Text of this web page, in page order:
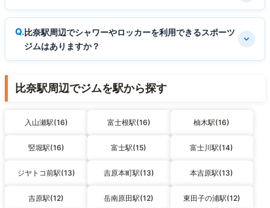
比奈駅周辺でシャワーやロッカーを利用できるスポーツ
ジムはありますか？
比奈駅周辺でジムを駅から探す
入山瀬駅(16) 富士根駅(16) 柚木駅(16)
竪堀駅(16) 富士駅(15) 富士川駅(14)
ジヤトコ前駅(13) 吉原本町駅(13) 本吉原駅(13)
吉原駅(12) 岳南原田駅(12) 東田子の浦駅(12)